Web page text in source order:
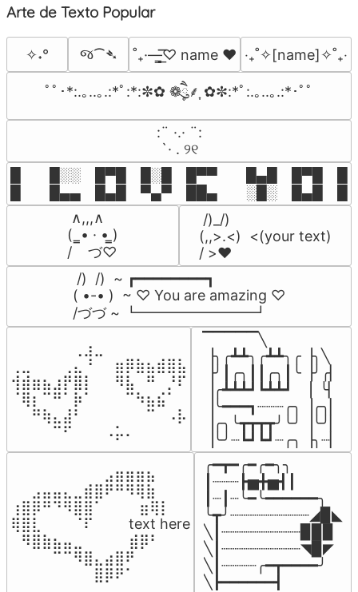
Arte de Texto Popular
✧˖° જ⁀➴ ˚₊·—̳͟͞͞♡ name ♥️ ‎‧₊˚✧[name]✧˚₊‧
ﾟﾟ･*:.｡..｡.:*ﾟ:*:✼✿ ❁ཻུ۪۪⸙͎ ✿✼:*ﾟ:.｡..｡.:*･ﾟﾟ
⠀:¨ ·.· ¨:⠀
⠀ `· . ୨୧⠀
█  █░░ █▀█ █░█ █▀▀  █▄█ █▀█
█  █▄▄ █▄█ ▀▄▀ ██▄  ░█░ █▄█
∧,,,∧
(  ̳• · • ̳)
/    づ♡
/)_/)
(,,>.<)  <(your text)
/ >❤️
/)  /)  ~ ┏━━━━━━━━┓
( •-• )  ~ ♡ You are amazing ♡
/づづ ~ ┗━━━━━━━━┛
⠀⠀⠀⠀⠀⠀⢀⣰⣀⠀⠀⠀⠀⠀⠀⠀⠀
⢀⣀⠀⠀⠀⢀⣄⠘⠀⠀⣶⡿⣷⣦⣾⣿⣧
⢺⣾⣶⣦⣰⡟⣿⡇⠀⠀⠻⣧⠀⠛⠀⡘⠏
⠈⢿⡆⠉⠛⠁⡷⠁⠀⠀⠀⠉⠳⣦⣮⠁⠀
⠀⠀⠛⢷⣄⣼⠃⠀⠀⠀⠀⠀⠀⠉⠀⠠⡧
⠀⠀⠀⠀⠉⠋⠀⠀⠀⠠⡥⠄⠀⠀⠀⠀⠀
▔▔▔▔▔╲
▕╮╭┻┻╮╭┻┻╮╭▕╮╲
▕╯┃╭╮┃┃╭╮┃╰▕╯╭▏
▕╭┻┻┻┛┗┻┻┛  ▕  ╰▏
▕╰━━━┓┈┈┈╭╮▕╭╮▏
▕╭╮╰┳┳┳┳╯╰╯▕╰╯▏
▕╰╯┈┗┛┗┛┈╭╮▕╮┈▏
⠀⠀⠀⠀⠀⠀⠀⠀⠀⣠⣶⣶⣶⣦⠀⠀
⠀⠀⣠⣤⣤⣄⣀⣾⣿⠟⠛⠻⢿⣷⠀
⢰⣿⡿⠛⠙⠻⣿⣿⠁⠀⠀ ⠀⣶⢿⡇
⢿⣿⣇⠀⠀⠀⠈⠏⠀⠀⠀ text here
⠀⠻⣿⣷⣦⣤⣀⠀⠀⠀ ⠀⣾⡿⠃⠀
⠀⠀⠀⠀⠉⠉⠻⣿⣄⣴⣿⠟⠀⠀⠀
⠀⠀⠀⠀⠀⠀⠀⠀⣿⡿⠟⠁⠀⠀⠀
╭━┳━╭━╭━╮╮
┃┈┈┈┣▅╋▅┫┃
┃┈┃┈╰━╰━━━━━━╮
╰┳╯┈┈┈┈┈┈┈┈┈◢▉◣
╲┃┈┈┈┈┈┈┈┈┈▉▉▉
╲┃┈┈┈┈┈┈┈┈┈◥▉◤
╲┃┈┈┈┈╭━┳━━━━╯
╲┣━━━━━━┫﻿